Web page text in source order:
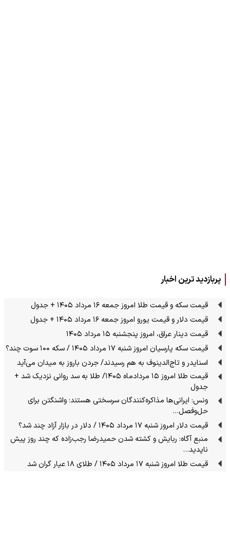
پربازدید ترین اخبار
قیمت سکه و قیمت طلا امروز جمعه ۱۶ مرداد ۱۴۰۵ + جدول
قیمت دلار و قیمت یورو امروز جمعه ۱۶ مرداد ۱۴۰۵ + جدول
قیمت دینار عراق، امروز پنجشنبه ۱۵ مرداد ۱۴۰۵
قیمت سکه پارسیان امروز شنبه ۱۷ مرداد ۱۴۰۵ / سکه ۱۰۰ سوت چند؟
اسنایدر و تاج‌الدینوف به هم رسیدند/ جردن باروز به میدان می‌آید
قیمت طلا امروز ۱۵ مردادماه ۱۴۰۵/ طلا به سد روانی نزدیک شد +
جدول
ونس: ایرانی‌ها مذاکره‌کنندگان سرسختی هستند؛ واشنگتن برای
حل‌وفصل…
قیمت دلار امروز شنبه ۱۷ مرداد ۱۴۰۵ / دلار در بازار آزاد چند شد؟
منبع آگاه: ربایش و کشته شدن حمیدرضا رجب‌زاده که چند روز پیش
ناپدید…
قیمت طلا امروز شنبه ۱۷ مرداد ۱۴۰۵ / طلای ۱۸ عیار گران شد